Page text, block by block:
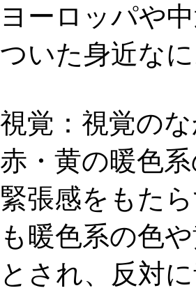
ヨーロッパや
ついた身近な
視覚： 視覚の
赤・黄の暖色
緊張感をもた
も 暖色系の色
とされ、反対